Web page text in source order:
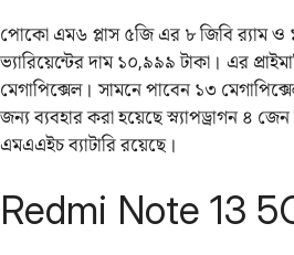
পোকো এম৬ প্লাস ৫জি এর ৮ জিবি র‌্যাম ও
ভ্যারিয়েন্টের দাম ১০,৯৯৯ টাকা। এর
মেগাপিক্সেল। সামনে পাবেন ১৩
জন্য ব্যবহার করা হয়েছে স্ন্যাপড্রাগন ৪
এমএএইচ ব্যাটারি রয়েছে।
Redmi Note 13